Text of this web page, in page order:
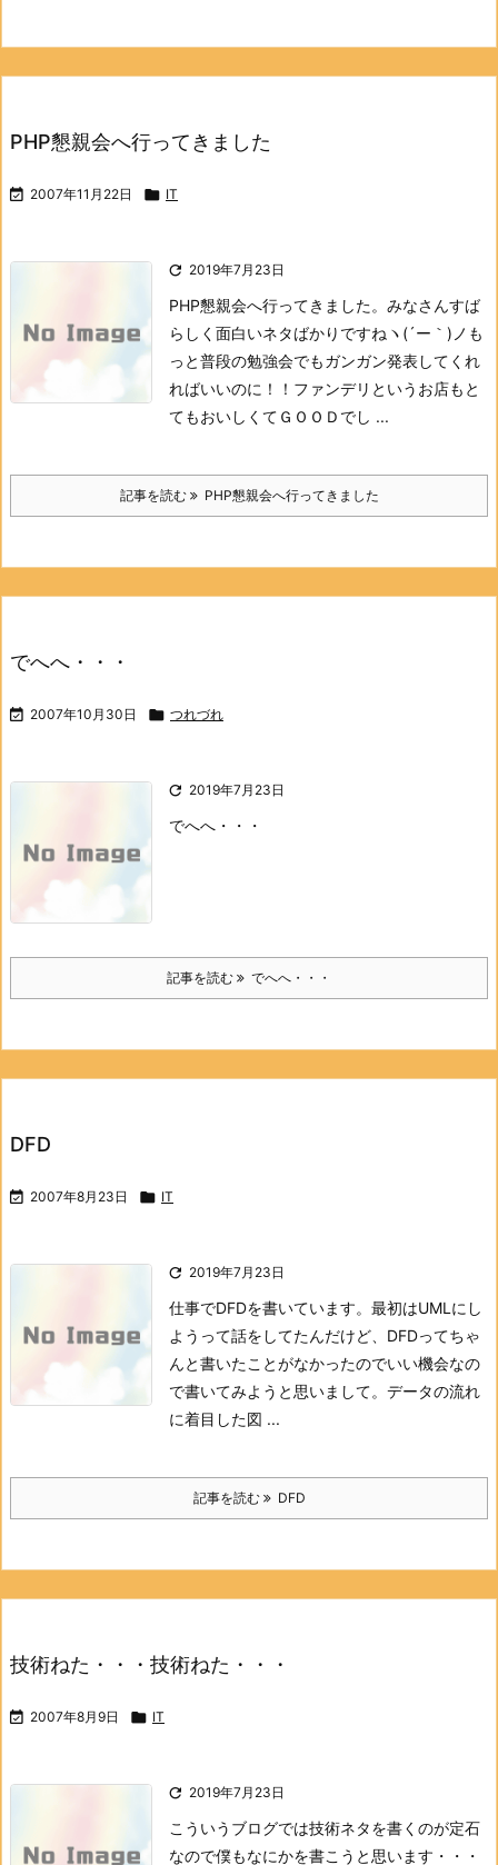
PHP懇親会へ行ってきました
 2007年11月22日  IT
 2019年7月23日
PHP懇親会へ行ってきました。 みなさんすば
らしく面白いネタばかりですねヽ(´ー｀)ノ も
っと普段の勉強会でもガンガン発表してくれ
ればいいのに！！ ファンデリというお店もと
てもおいしくてＧＯＯＤでし ...
記事を読む PHP懇親会へ行ってきました
でへへ・・・
 2007年10月30日  つれづれ
 2019年7月23日
でへへ・・・
記事を読む でへへ・・・
DFD
 2007年8月23日  IT
 2019年7月23日
仕事でDFDを書いています。 最初はUMLにし
ようって話をしてたんだけど、 DFDってちゃ
んと書いたことがなかったのでいい機会なの
で書いてみようと思いまして。 データの流れ
に着目した図 ...
記事を読む DFD
技術ねた・・・技術ねた・・・
 2007年8月9日  IT
 2019年7月23日
こういうブログでは技術ネタを書くのが定石
なので僕もなにかを書こうと思います・・・